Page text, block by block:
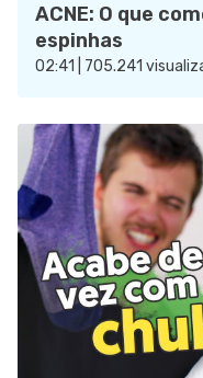
ACNE: O que
espinhas
02:41 | 705.241